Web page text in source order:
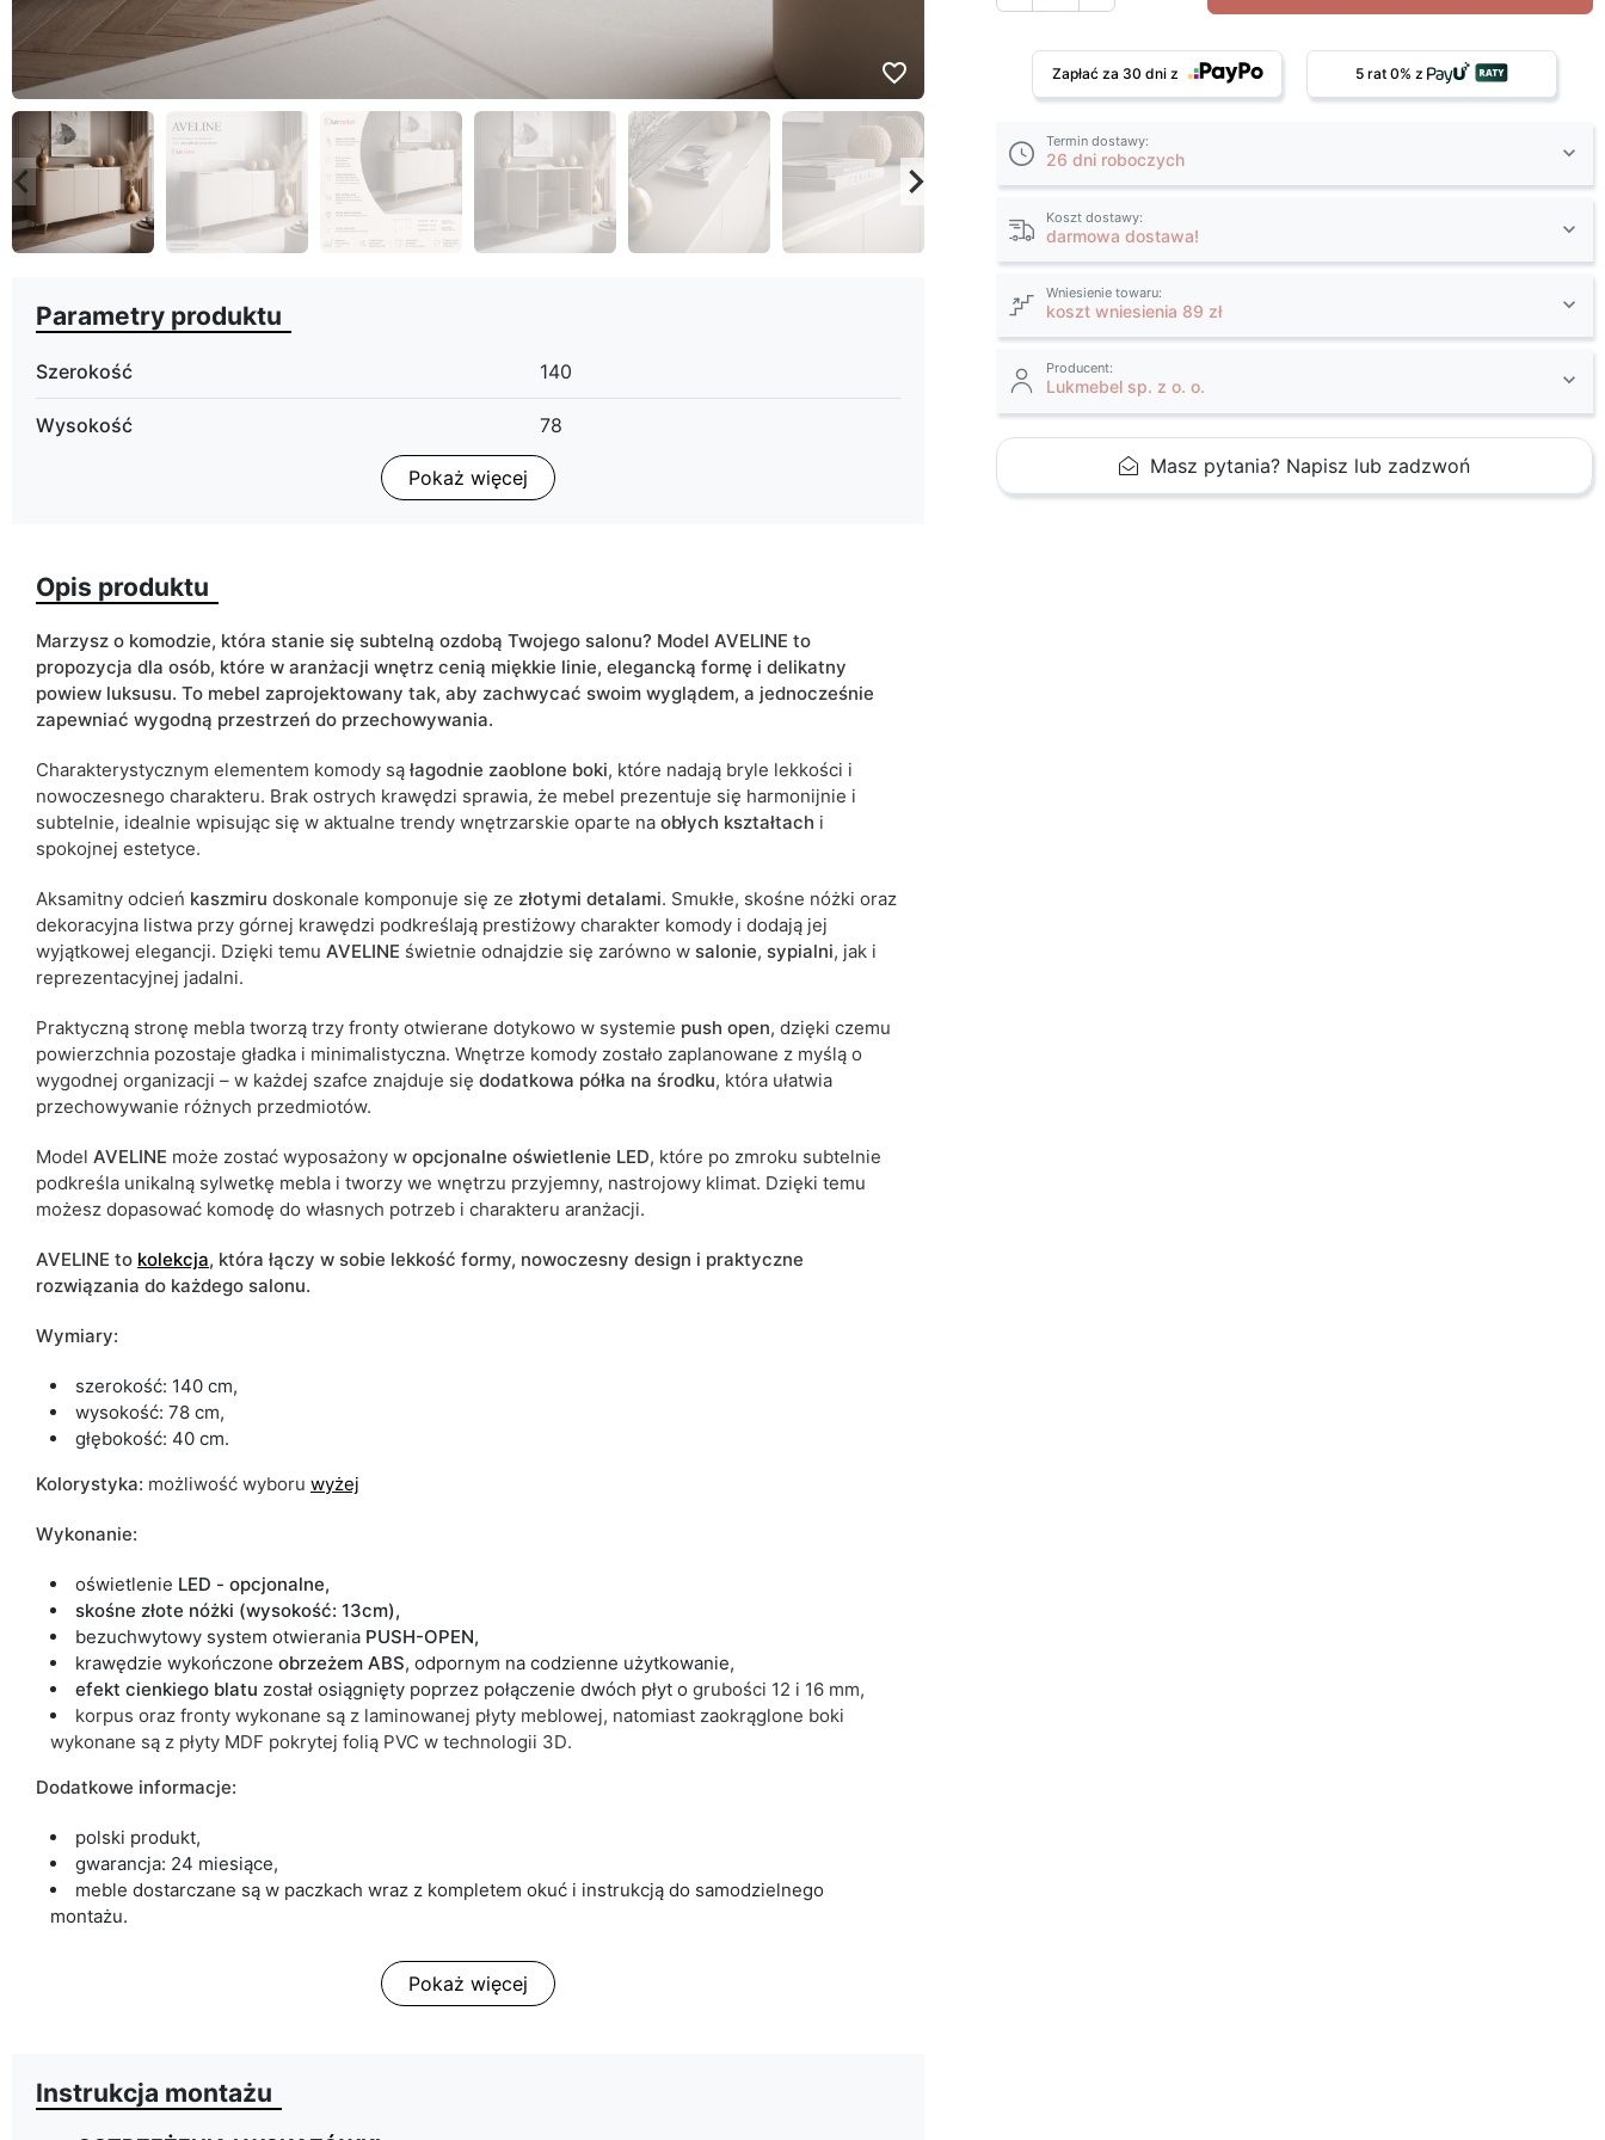
favorite_border
Poprzedni Następny
keyboard_arrow_right
Parametry produktu
Szerokość 140
Wysokość 78
40
Kolorystyka
Typ szafki stojąca
ean13 5906213917454
Ze względu na proces produkcyjny i właściwości materiałów, możliwe są tolerancje wymiarowe na poziomie +/- 2–3
cm.
Pokaż więcej
Opis produktu
Marzysz o komodzie, która stanie się subtelną ozdobą Twojego salonu? Model AVELINE to
propozycja dla osób, które w aranżacji wnętrz cenią miękkie linie, elegancką formę i delikatny
powiew luksusu. To mebel zaprojektowany tak, aby zachwycać swoim wyglądem, a jednocześnie
zapewniać wygodną przestrzeń do przechowywania.
Charakterystycznym elementem komody są łagodnie zaoblone boki, które nadają bryle lekkości i
nowoczesnego charakteru. Brak ostrych krawędzi sprawia, że mebel prezentuje się harmonijnie i
subtelnie, idealnie wpisując się w aktualne trendy wnętrzarskie oparte na obłych kształtach i
spokojnej estetyce.
Aksamitny odcień kaszmiru doskonale komponuje się ze złotymi detalami. Smukłe, skośne nóżki oraz
dekoracyjna listwa przy górnej krawędzi podkreślają prestiżowy charakter komody i dodają jej
wyjątkowej elegancji. Dzięki temu AVELINE świetnie odnajdzie się zarówno w salonie, sypialni, jak i
reprezentacyjnej jadalni.
Praktyczną stronę mebla tworzą trzy fronty otwierane dotykowo w systemie push open, dzięki czemu
powierzchnia pozostaje gładka i minimalistyczna. Wnętrze komody zostało zaplanowane z myślą o
wygodnej organizacji – w każdej szafce znajduje się dodatkowa półka na środku, która ułatwia
przechowywanie różnych przedmiotów.
Model AVELINE może zostać wyposażony w opcjonalne oświetlenie LED, które po zmroku subtelnie
podkreśla unikalną sylwetkę mebla i tworzy we wnętrzu przyjemny, nastrojowy klimat. Dzięki temu
możesz dopasować komodę do własnych potrzeb i charakteru aranżacji.
AVELINE to kolekcja, która łączy w sobie lekkość formy, nowoczesny design i praktyczne
rozwiązania do każdego salonu.
Wymiary:
szerokość: 140 cm,
wysokość: 78 cm,
głębokość: 40 cm.
Kolorystyka: możliwość wyboru wyżej
Wykonanie:
oświetlenie LED - opcjonalne,
skośne złote nóżki (wysokość: 13cm),
bezuchwytowy system otwierania PUSH-OPEN,
krawędzie wykończone obrzeżem ABS, odpornym na codzienne użytkowanie,
efekt cienkiego blatu został osiągnięty poprzez połączenie dwóch płyt o grubości 12 i 16 mm,
korpus oraz fronty wykonane są z laminowanej płyty meblowej, natomiast zaokrąglone boki
wykonane są z płyty MDF pokrytej folią PVC w technologii 3D.
Dodatkowe informacje:
polski produkt,
gwarancja: 24 miesiące,
meble dostarczane są w paczkach wraz z kompletem okuć i instrukcją do samodzielnego
montażu.
Pokaż więcej
Instrukcja montażu
Zapłać za 30 dni z 5 rat 0% z
Termin dostawy:
26 dni roboczych
Koszt dostawy:
darmowa dostawa!
Wniesienie towaru:
koszt wniesienia 89 zł
Producent:
Lukmebel sp. z o. o.
Masz pytania? Napisz lub zadzwoń